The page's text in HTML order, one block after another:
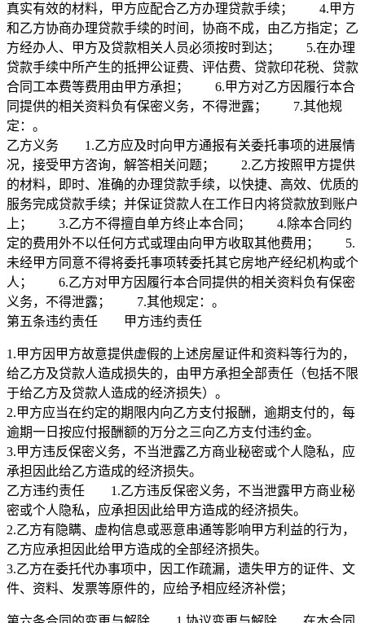
真实有效的材料，甲方应配合乙方办理贷款手续； 4.甲方
和乙方协商办理贷款手续的时间，协商不成，由乙方指定；乙
方经办人、甲方及贷款相关人员必须按时到达； 5.在办理
贷款手续中所产生的抵押公证费、评估费、贷款印花税、贷款
合同工本费等费用由甲方承担； 6.甲方对乙方因履行本合
同提供的相关资料负有保密义务，不得泄露； 7.其他规
定：。
乙方义务 1.乙方应及时向甲方通报有关委托事项的进展情
况，接受甲方咨询，解答相关问题； 2.乙方按照甲方提供
的材料，即时、准确的办理贷款手续，以快捷、高效、优质的
服务完成贷款手续；并保证贷款人在工作日内将贷款放到账户
上； 3.乙方不得擅自单方终止本合同； 4.除本合同约
定的费用外不以任何方式或理由向甲方收取其他费用； 5.
未经甲方同意不得将委托事项转委托其它房地产经纪机构或个
人； 6.乙方对甲方因履行本合同提供的相关资料负有保密
义务，不得泄露； 7.其他规定：。
第五条违约责任 甲方违约责任
1.甲方因甲方故意提供虚假的上述房屋证件和资料等行为的，
给乙方及贷款人造成损失的，由甲方承担全部责任（包括不限
于给乙方及贷款人造成的经济损失）。
2.甲方应当在约定的期限内向乙方支付报酬，逾期支付的，每
逾期一日按应付报酬额的万分之三向乙方支付违约金。
3.甲方违反保密义务，不当泄露乙方商业秘密或个人隐私，应
承担因此给乙方造成的经济损失。
乙方违约责任 1.乙方违反保密义务，不当泄露甲方商业秘
密或个人隐私，应承担因此给甲方造成的经济损失。
2.乙方有隐瞒、虚构信息或恶意串通等影响甲方利益的行为，
乙方应承担因此给甲方造成的全部经济损失。
3.乙方在委托代办事项中，因工作疏漏，遗失甲方的证件、文
件、资料、发票等原件的，应给予相应经济补偿；